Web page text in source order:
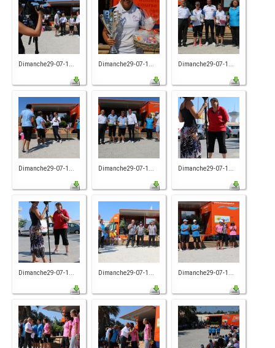
Dimanche29-07-1... Dimanche29-07-1... Dimanche29-07-1...
Dimanche29-07-1... Dimanche29-07-1... Dimanche29-07-1...
Dimanche29-07-1... Dimanche29-07-1... Dimanche29-07-1...